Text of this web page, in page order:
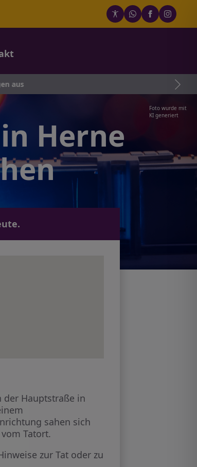
Foto wurde mit
KI generiert
Herne
der Hauptstraße in
sahen sich
Tatort.
zur Tat oder zu